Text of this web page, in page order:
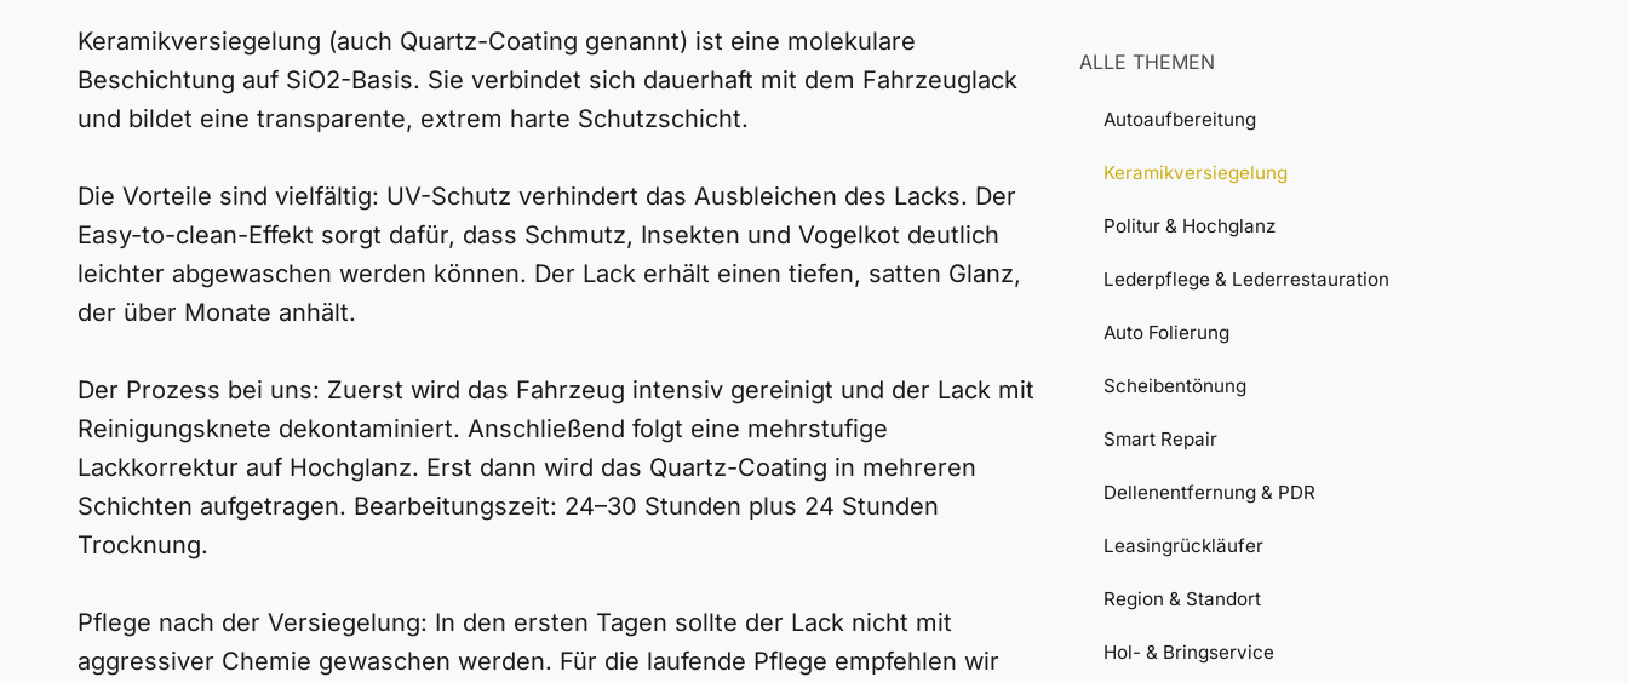
Keramikversiegelung (auch Quartz-Coating genannt) ist eine molekulare
Beschichtung auf SiO2-Basis. Sie verbindet sich dauerhaft mit dem Fahrzeuglack
und bildet eine transparente, extrem harte Schutzschicht.
Die Vorteile sind vielfältig: UV-Schutz verhindert das Ausbleichen des Lacks. Der
Easy-to-clean-Effekt sorgt dafür, dass Schmutz, Insekten und Vogelkot deutlich
leichter abgewaschen werden können. Der Lack erhält einen tiefen, satten Glanz,
der über Monate anhält.
Der Prozess bei uns: Zuerst wird das Fahrzeug intensiv gereinigt und der Lack mit
Reinigungsknete dekontaminiert. Anschließend folgt eine mehrstufige
Lackkorrektur auf Hochglanz. Erst dann wird das Quartz-Coating in mehreren
Schichten aufgetragen. Bearbeitungszeit: 24–30 Stunden plus 24 Stunden
Trocknung.
Pflege nach der Versiegelung: In den ersten Tagen sollte der Lack nicht mit
aggressiver Chemie gewaschen werden. Für die laufende Pflege empfehlen wir
ALLE THEMEN
Autoaufbereitung
Keramikversiegelung
Politur & Hochglanz
Lederpflege & Lederrestauration
Auto Folierung
Scheibentönung
Smart Repair
Dellenentfernung & PDR
Leasingrückläufer
Region & Standort
Hol- & Bringservice